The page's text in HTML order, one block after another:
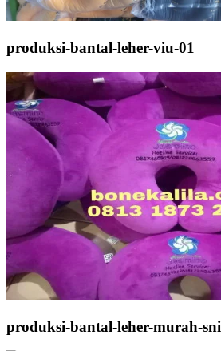
produksi-bantal-leher-viu-01
produksi-bantal-leher-murah-sni